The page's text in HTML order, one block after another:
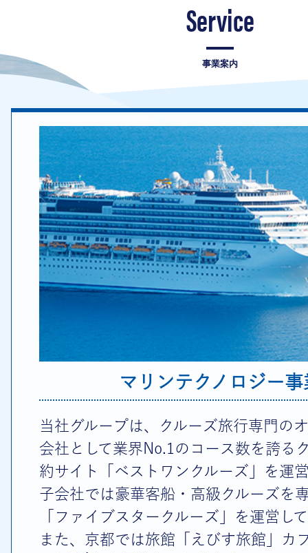
Service
事業案内
マリンテクノロジー事
当社グループは、クルーズ旅行専門の
会社として業界No.1のコース数を誇る
約サイト「ベストワンクルーズ」を運
子会社では豪華客船・高級クルーズを
「ファイブスタークルーズ」を運営し
また、京都では旅館「えびす旅館」カ